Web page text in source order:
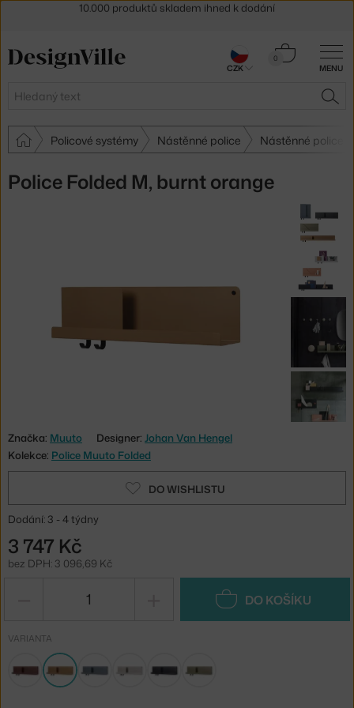
MENU
Hledat
0
Košík
Policové systémy Nástěnné police Nástěnné police
Police Folded M, burnt orange
Značka: Muuto Designer: Johan Van Hengel
Kolekce: Police Muuto Folded
DO WISHLISTU
Dodání: 3 - 4 týdny
3 747 Kč
bez DPH: 3 096,69 Kč
DO KOŠÍKU
VARIANTA
30 dní na vrácení zboží
CZK